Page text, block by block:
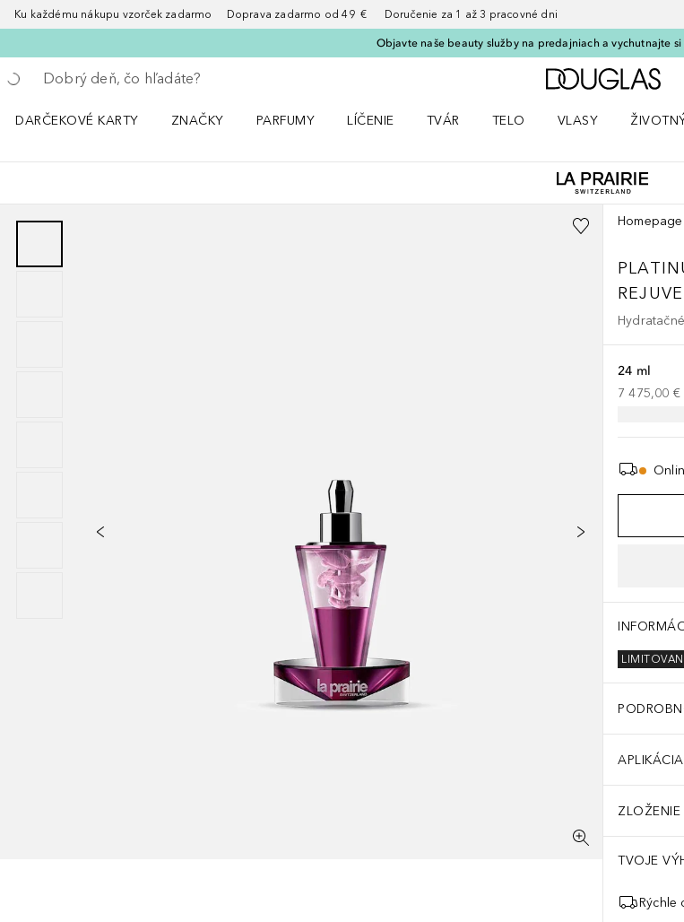
Ku každému nákupu vzorček zadarmo Doprava zadarmo od 49 € Doručenie za 1 až 3 pracovné dni
Objavte naše beauty služby na predajniach a vychutnajte si
Choď späť
Vykonajte vyhľadávanie
DARČEKOVÉ KARTY
ZNAČKY
PARFUMY
LÍČENIE
TVÁR
TELO
VLASY
Homepage
24 ml
7 475,00 €
APLIKÁCIA
ZLOŽENIE
Sorbate, Titanium Dioxide (CI 77891), Ext. Violet 2 (CI 60730), Red 40 (CI 16035) i71 *)
TVOJE
Rýchle